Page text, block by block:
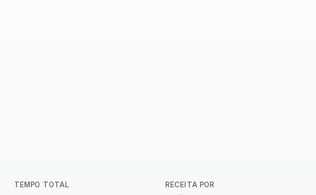
TEMPO TOTAL RECEITA POR